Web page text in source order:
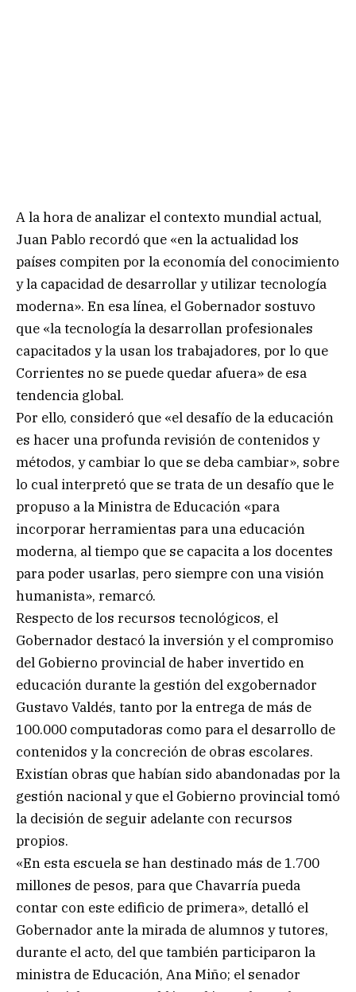
A la hora de analizar el contexto mundial actual,
Juan Pablo recordó que «en la actualidad los
países compiten por la economía del conocimiento
y la capacidad de desarrollar y utilizar tecnología
moderna». En esa línea, el Gobernador sostuvo
que «la tecnología la desarrollan profesionales
capacitados y la usan los trabajadores, por lo que
Corrientes no se puede quedar afuera» de esa
tendencia global.
Por ello, consideró que «el desafío de la educación
es hacer una profunda revisión de contenidos y
métodos, y cambiar lo que se deba cambiar», sobre
lo cual interpretó que se trata de un desafío que le
propuso a la Ministra de Educación «para
incorporar herramientas para una educación
moderna, al tiempo que se capacita a los docentes
para poder usarlas, pero siempre con una visión
humanista», remarcó.
Respecto de los recursos tecnológicos, el
Gobernador destacó la inversión y el compromiso
del Gobierno provincial de haber invertido en
educación durante la gestión del exgobernador
Gustavo Valdés, tanto por la entrega de más de
100.000 computadoras como para el desarrollo de
contenidos y la concreción de obras escolares.
Existían obras que habían sido abandonadas por la
gestión nacional y que el Gobierno provincial tomó
la decisión de seguir adelante con recursos
propios.
«En esta escuela se han destinado más de 1.700
millones de pesos, para que Chavarría pueda
contar con este edificio de primera», detalló el
Gobernador ante la mirada de alumnos y tutores,
durante el acto, del que también participaron la
ministra de Educación, Ana Miño; el senador